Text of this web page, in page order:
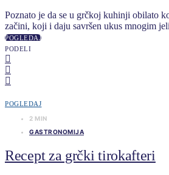
Poznato je da se u grčkoj kuhinji obilato
začini, koji i daju savršen ukus mnogim
POGLEDAJ
PODELI
POGLEDAJ
2 MIN
GASTRONOMIJA
Recept za grčki tirokafteri